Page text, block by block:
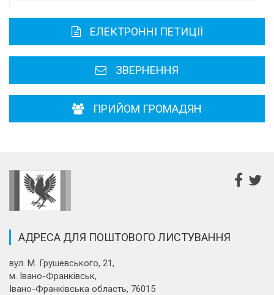
Районні, міські ради
ЕЛЕКТРОННІ ПЕТИЦІЇ
ЗВЕРНЕННЯ
ПРИЙОМ ГРОМАДЯН
АДРЕСА ДЛЯ ПОШТОВОГО ЛИСТУВАННЯ
вул. М. Грушевського, 21,
м. Івано-Франківськ,
Івано-Франківська область, 76015